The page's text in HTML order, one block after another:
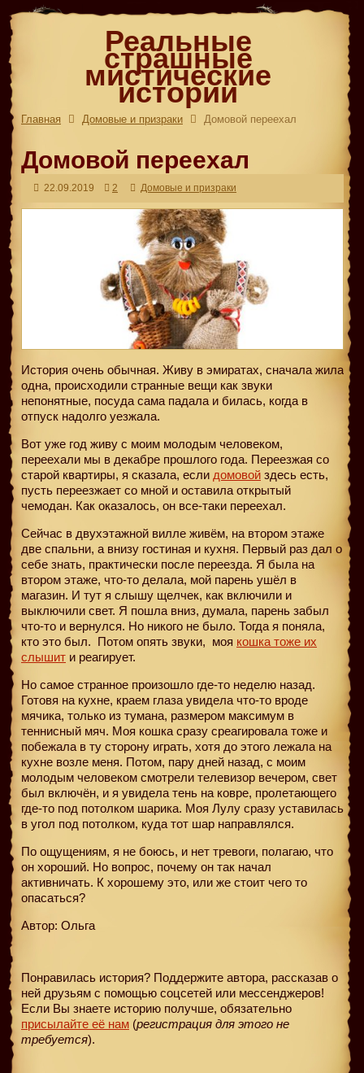
Реальные
страшные
мистические
истории
Главная Домовые и призраки Домовой переехал
Домовой переехал
22.09.2019 2 Домовые и призраки
История очень обычная. Живу в эмиратах, сначала жила
одна, происходили странные вещи как звуки
непонятные, посуда сама падала и билась, когда в
отпуск надолго уезжала.
Вот уже год живу с моим молодым человеком,
переехали мы в декабре прошлого года. Переезжая со
старой квартиры, я сказала, если домовой здесь есть,
пусть переезжает со мной и оставила открытый
чемодан. Как оказалось, он все-таки переехал.
Сейчас в двухэтажной вилле живём, на втором этаже
две спальни, а внизу гостиная и кухня. Первый раз дал о
себе знать, практически после переезда. Я была на
втором этаже, что-то делала, мой парень ушёл в
магазин. И тут я слышу щелчек, как включили и
выключили свет. Я пошла вниз, думала, парень забыл
что-то и вернулся. Но никого не было. Тогда я поняла,
кто это был. Потом опять звуки, моя кошка тоже их
слышит и реагирует.
Но самое странное произошло где-то неделю назад.
Готовя на кухне, краем глаза увидела что-то вроде
мячика, только из тумана, размером максимум в
теннисный мяч. Моя кошка сразу среагировала тоже и
побежала в ту сторону играть, хотя до этого лежала на
кухне возле меня. Потом, пару дней назад, с моим
молодым человеком смотрели телевизор вечером, свет
был включён, и я увидела тень на ковре, пролетающего
где-то под потолком шарика. Моя Лулу сразу уставилась
в угол под потолком, куда тот шар направлялся.
По ощущениям, я не боюсь, и нет тревоги, полагаю, что
он хороший. Но вопрос, почему он так начал
активничать. К хорошему это, или же стоит чего то
опасаться?
Автор: Ольга
Понравилась история? Поддержите автора, рассказав о
ней друзьям с помощью соцсетей или мессенджеров!
Если Вы знаете историю получше, обязательно
присылайте её нам (регистрация для этого не
требуется).